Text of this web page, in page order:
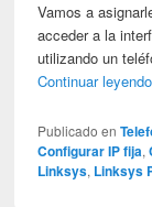
Vamos a
acceder a la
utilizando un
Continuar leyendo
Publicado en
Configurar IP fija,
Linksys, Linksys